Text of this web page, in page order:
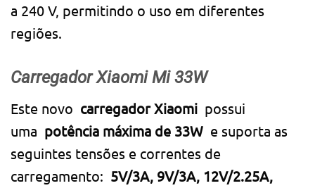
a 240 V, permitindo o uso em diferentes
regiões.
Carregador Xiaomi Mi 33W
Este novo carregador Xiaomi possui
uma potência máxima de 33W e suporta as
seguintes tensões e correntes de
carregamento: 5V/3A, 9V/3A, 12V/2.25A,